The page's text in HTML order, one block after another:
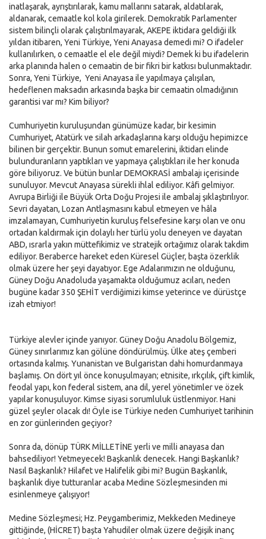
inatlaşarak, ayrıştırılarak, kamu mallarını satarak, aldatılarak,
aldanarak, cemaatle kol kola girilerek. Demokratik Parlamenter
sistem bilinçli olarak çalıştırılmayarak, AKEPE iktidara geldiği ilk
yıldan itibaren, Yeni Türkiye, Yeni Anayasa demedi mi? O ifadeler
kullanılırken, o cemaatle el ele değil miydi? Demek ki bu ifadelerin
arka planında halen o cemaatin de bir fikri bir katkısı bulunmaktadır.
Sonra, Yeni Türkiye,  Yeni Anayasa ile yapılmaya çalışılan,
hedeflenen maksadın arkasında başka bir cemaatin olmadığının
garantisi var mı? Kim biliyor?
Cumhuriyetin kuruluşundan günümüze kadar, bir kesimin
Cumhuriyet, Atatürk ve silah arkadaşlarına karşı olduğu hepimizce
bilinen bir gerçektir. Bunun somut emarelerini, iktidarı elinde
bulunduranların yaptıkları ve yapmaya çalıştıkları ile her konuda
göre biliyoruz. Ve bütün bunlar DEMOKRASİ ambalajı içerisinde
sunuluyor. Mevcut Anayasa sürekli ihlal ediliyor. Kâfi gelmiyor.
Avrupa Birliği ile Büyük Orta Doğu Projesi ile ambalaj şıklaştırılıyor.
Sevri dayatan, Lozan Antlaşmasını kabul etmeyen ve hâla
imzalamayan, Cumhuriyetin kuruluş felsefesine karşı olan ve onu
ortadan kaldırmak için dolaylı her türlü yolu deneyen ve dayatan
ABD, ısrarla yakın müttefikimiz ve stratejik ortağımız olarak takdim
ediliyor. Beraberce hareket eden Küresel Güçler, başta özerklik
olmak üzere her şeyi dayatıyor. Ege Adalarımızın ne olduğunu,
Güney Doğu Anadoluda yaşamakta olduğumuz acıları, neden
bugüne kadar 350 ŞEHİT verdiğimizi kimse yeterince ve dürüstçe
izah etmiyor!
Türkiye alevler içinde yanıyor. Güney Doğu Anadolu Bölgemiz,
Güney sınırlarımız kan gölüne döndürülmüş. Ülke ateş çemberi
ortasında kalmış. Yunanistan ve Bulgaristan dahi homurdanmaya
başlamış. On dört yıl önce konuşulmayan; etnisite, ırkçılık, çift kimlik,
feodal yapı, kon federal sistem, ana dil, yerel yönetimler ve özek
yapılar konuşuluyor. Kimse siyasi sorumluluk üstlenmiyor. Hani
güzel şeyler olacak dı! Öyle ise Türkiye neden Cumhuriyet tarihinin
en zor günlerinden geçiyor?
Sonra da, dönüp TÜRK MİLLETİNE yerli ve milli anayasa dan
bahsediliyor! Yetmeyecek! Başkanlık denecek. Hangi Başkanlık?
Nasıl Başkanlık? Hilafet ve Halifelik gibi mi? Bugün Başkanlık,
başkanlık diye tutturanlar acaba Medine Sözleşmesinden mi
esinlenmeye çalışıyor!
Medine Sözleşmesi; Hz. Peygamberimiz, Mekkeden Medineye
gittiğinde, (HİCRET) başta Yahudiler olmak üzere değişik inanç